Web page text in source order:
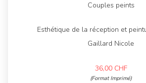
Couples peints
Esthétique de la réception et
Gaillard Nicole
36,00 CHF
(Format Imprimé)